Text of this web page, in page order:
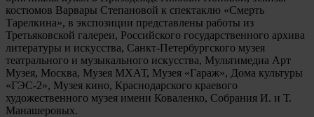
костюмов Варвары Степановой к спектаклю «Смерть
Тарелкина», в экспозиции представлены работы из
Третьяковской галереи, Российского государственного архива
литературы и искусства, Санкт-Петербургского музея
театрального и музыкального искусства, Мультимедиа Арт
Музея, Москва, Музея МХАТ, Музея «Гараж», Дома культуры
«ГЭС-2», Музея кино, Краснодарского краевого
художественного музея имени Коваленко, Собрания И. и Т.
Манашеровых.